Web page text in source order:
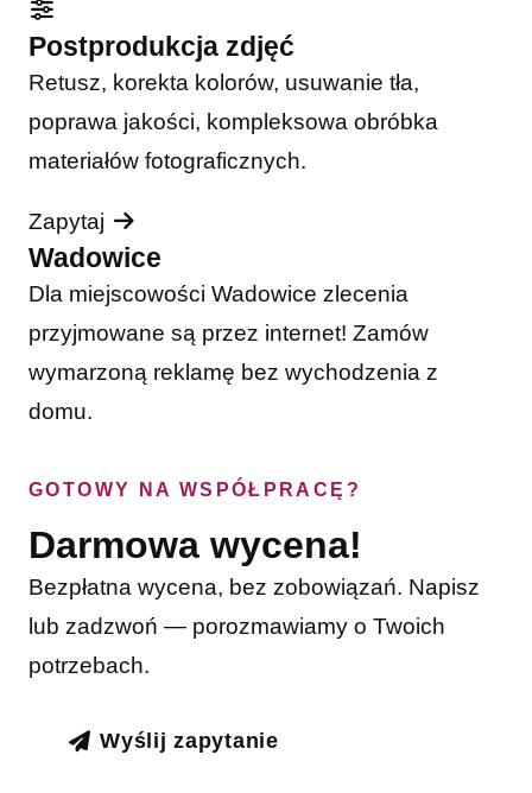
Postprodukcja zdjęć
Retusz, korekta kolorów, usuwanie tła,
poprawa jakości, kompleksowa obróbka
materiałów fotograficznych.
Zapytaj
Wadowice
Dla miejscowości Wadowice zlecenia
przyjmowane są przez internet! Zamów
wymarzoną reklamę bez wychodzenia z
domu.
GOTOWY NA WSPÓŁPRACĘ?
Darmowa wycena!
Bezpłatna wycena, bez zobowiązań. Napisz
lub zadzwoń — porozmawiamy o Twoich
potrzebach.
Wyślij zapytanie